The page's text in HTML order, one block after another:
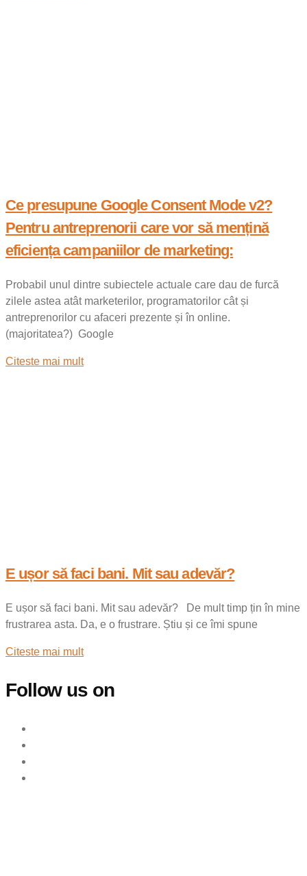
Ce presupune Google Consent Mode v2?
Pentru antreprenorii care vor să mențină
eficiența campaniilor de marketing:
Probabil unul dintre subiectele actuale care dau de furcă
zilele astea atât marketerilor, programatorilor cât și
antreprenorilor cu afaceri prezente și în online.
(majoritatea?) Google
Citeste mai mult
E ușor să faci bani. Mit sau adevăr?
E ușor să faci bani. Mit sau adevăr? De mult timp țin în mine
frustrarea asta. Da, e o frustrare. Știu și ce îmi spune
Citeste mai mult
Follow us on